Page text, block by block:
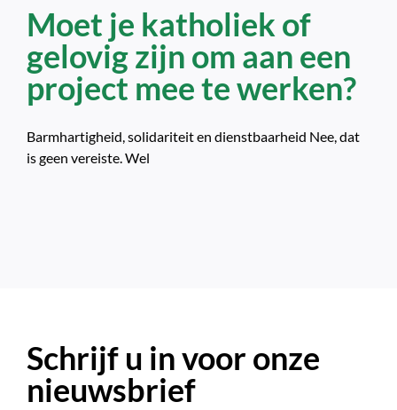
Moet je katholiek of
gelovig zijn om aan een
project mee te werken?
Barmhartigheid, solidariteit en dienstbaarheid Nee, dat
is geen vereiste. Wel
Schrijf u in voor onze
nieuwsbrief